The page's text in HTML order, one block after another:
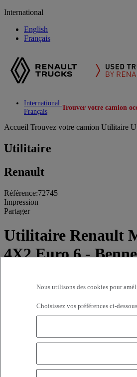
International
English
Français
International
Français
Trouver votre camion
Accueil Trouvez votre camion Utilitaire
Utilitaire
Renault
Référence:72745
Impression
Partager
Utilitaire Renault
4X2 Euro 6 - Benne
ETS DARRIGRAND BAYONNE
FR, EN-X-SIMPLE, ES
Nous utilisons des cookies pour
Choisissez vos préférences ci-